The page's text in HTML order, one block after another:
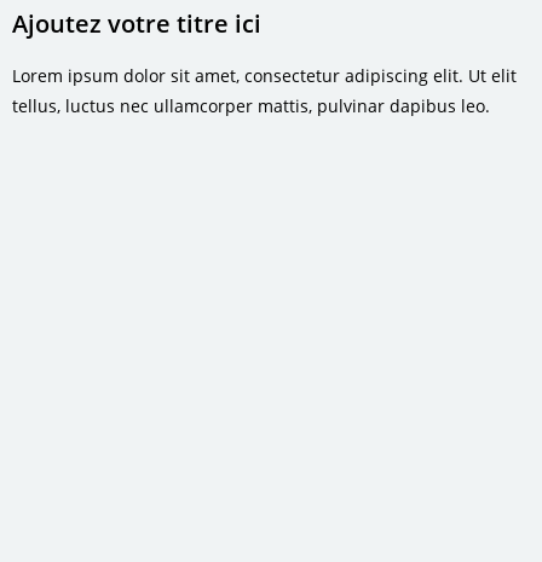
Ajoutez votre titre ici
Lorem ipsum dolor sit amet, consectetur adipiscing elit. Ut elit
tellus, luctus nec ullamcorper mattis, pulvinar dapibus leo.